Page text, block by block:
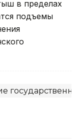
в пределах
подъемы